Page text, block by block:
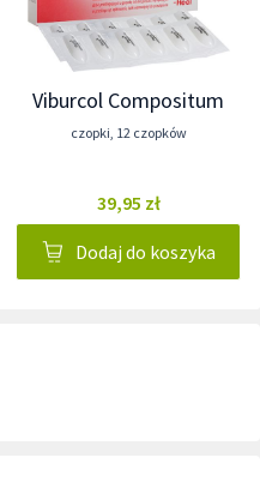
Viburcol Compositum
czopki, 12 czopków
39,95 zł
Dodaj do koszyka